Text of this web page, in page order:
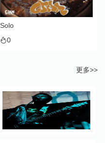
Solo
0
更多>>